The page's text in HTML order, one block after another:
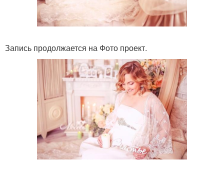
Запись продолжается на Фото проект.